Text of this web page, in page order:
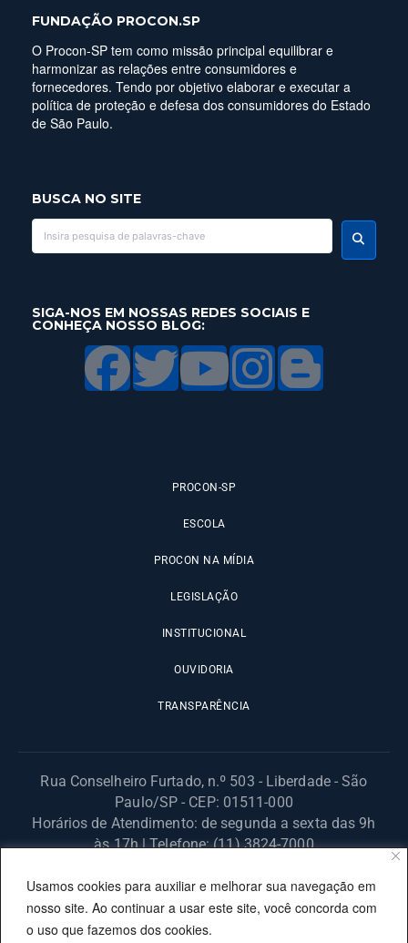
Usamos cookies para auxiliar e melhorar sua navegação em
nosso site. Ao continuar a usar este site, você concorda com
o uso que fazemos dos cookies.
FUNDAÇÃO PROCON.SP
O Procon-SP tem como missão principal equilibrar e
harmonizar as relações entre consumidores e
fornecedores. Tendo por objetivo elaborar e executar a
política de proteção e defesa dos consumidores do Estado
de São Paulo.
BUSCA NO SITE
SIGA-NOS EM NOSSAS REDES SOCIAIS E
CONHEÇA NOSSO BLOG:
PROCON-SP
ESCOLA
PROCON NA MÍDIA
LEGISLAÇÃO
INSTITUCIONAL
OUVIDORIA
TRANSPARÊNCIA
Rua Conselheiro Furtado, n.º 503 - Liberdade - São
Paulo/SP - CEP: 01511-000
Horários de Atendimento: de segunda a sexta das 9h
às 17h | Telefone: (11) 3824-7000
© 2025 Fundação Procon – SP – Todos os direitos reservados. |
Site desenvolvido pela PRODESP.